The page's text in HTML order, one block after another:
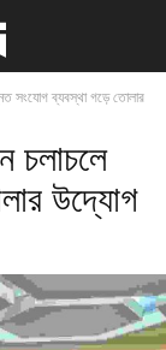
সংযোগ ব্যবস্থা গড়ে তোলার
চলাচলে
উদ্যোগ